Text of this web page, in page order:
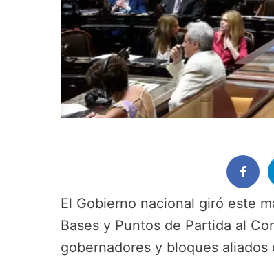
El Gobierno nacional giró este
Bases y Puntos de Partida al
gobernadores y bloques aliados